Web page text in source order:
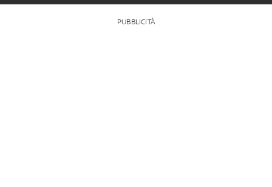
PUBBLICITÀ